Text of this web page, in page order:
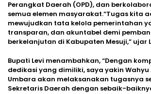
Perangkat Daerah (OPD), dan
semua elemen masyarakat.“Tugas kita
mewujudkan tata kelola pemerintahan
transparan, dan akuntabel demi
berkelanjutan di Kabupaten Mesuji,” ujar
Bupati Levi menambahkan, “Dengan
dedikasi yang dimiliki, saya yakin Wahyu
Umbara akan melaksanakan tugasnya
Sekretaris Daerah dengan sebaik-